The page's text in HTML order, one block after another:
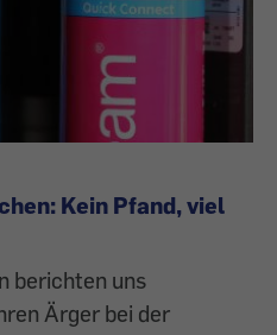
Kein Pfand, viel
berichten uns
Ärger bei der